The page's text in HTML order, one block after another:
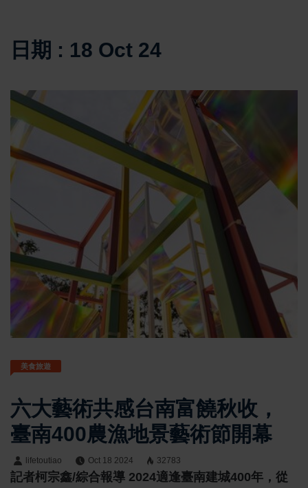
日期 : 18 Oct 24
美食旅遊
六大藝術共感台南富饒秋收，
臺南400農漁地景藝術節開幕
lifetoutiao Oct 18 2024 32783
記者柯宗鑫/綜合報導 2024適逢臺南建城400年，從